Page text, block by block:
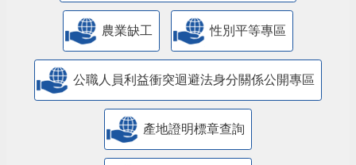
農業缺工 性別平等專區
公職人員利益衝突迴避法身分關係公開專區
產地證明標章查詢